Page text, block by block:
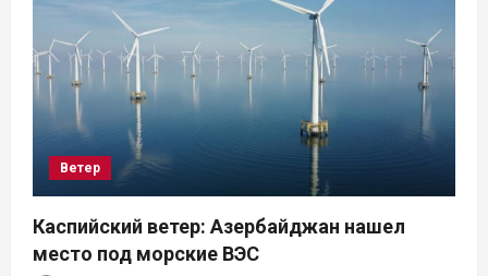
Ветер
Каспийский ветер: Азербайджан нашел
место под морские ВЭС